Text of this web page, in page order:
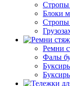
Блоки
Стропы
Ремни
Фалы